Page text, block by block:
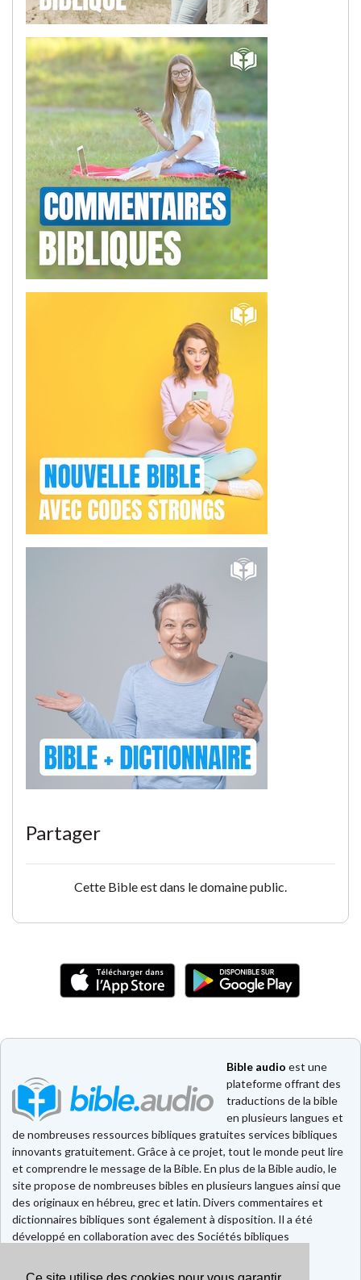
Partager
Cette Bible est dans le domaine public.
Bible audio est une
plateforme offrant des
traductions de la bible
en plusieurs langues et
de nombreuses ressources bibliques gratuites services bibliques
innovants gratuitement. Grâce à ce projet, tout le monde peut lire
et comprendre le message de la Bible. En plus de la Bible audio, le
site propose de nombreuses bibles en plusieurs langues ainsi que
des originaux en hébreu, grec et latin. Divers commentaires et
dictionnaires bibliques sont également à disposition. Il a été
développé en collaboration avec des Sociétés bibliques